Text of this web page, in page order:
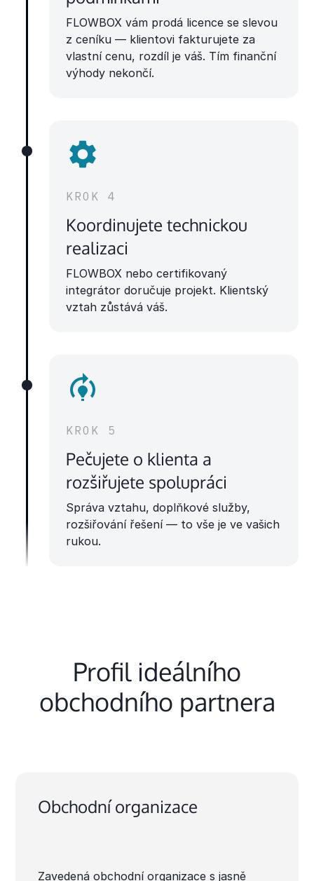
FLOWBOX vám prodá licence se slevou
z ceníku — klientovi fakturujete za
vlastní cenu, rozdíl je váš. Tím finanční
výhody nekončí.
KROK 4
Koordinujete technickou
realizaci
FLOWBOX nebo certifikovaný
integrátor doručuje projekt. Klientský
vztah zůstává váš.
KROK 5
Pečujete o klienta a
rozšiřujete spolupráci
Správa vztahu, doplňkové služby,
rozšiřování řešení — to vše je ve vašich
rukou.
Profil ideálního
obchodního partnera
Obchodní organizace
Zavedená obchodní organizace s jasně